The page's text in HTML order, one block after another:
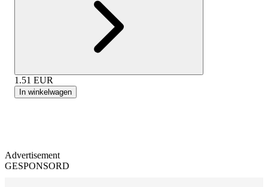
1.51 EUR
In winkelwagen
Advertisement
GESPONSORD